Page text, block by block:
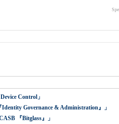
Control」
Governance & Administration』」
『Bitglass』」